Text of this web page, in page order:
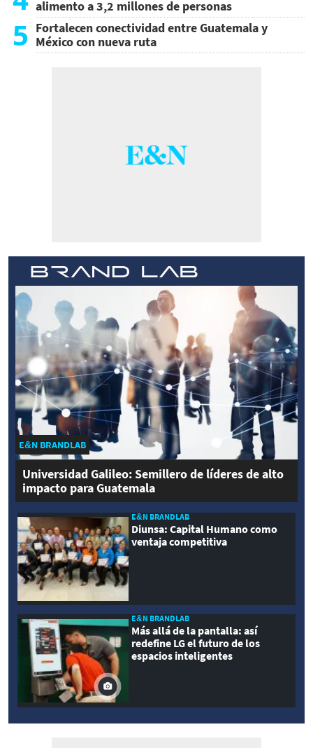
alimento a 3,2 millones de personas
5 Fortalecen conectividad entre Guatemala y
México con nueva ruta
E&N BRANDLAB
Universidad Galileo: Semillero de líderes de alto
impacto para Guatemala
E&N BRANDLAB
Diunsa: Capital Humano como
ventaja competitiva
E&N BRANDLAB
Más allá de la pantalla: así
redefine LG el futuro de los
espacios inteligentes